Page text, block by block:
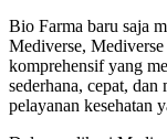
Bio Farma baru saja
Mediverse,
komprehensif yang
sederhana, cepat,
pelayanan kesehatan